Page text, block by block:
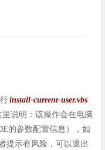
install-current-user.vbs
说明：该操作会在电脑
的参数配置信息），如
提示有风险，可以退出